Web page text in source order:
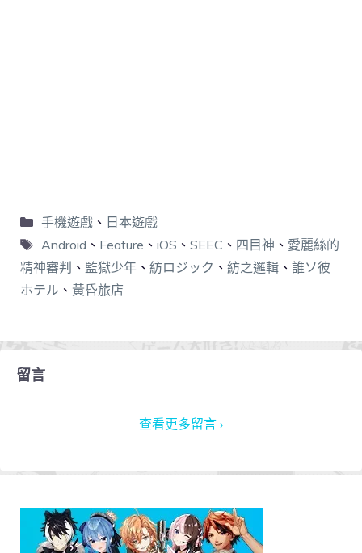
手機遊戲、 日本遊戲
Android 、 Feature 、 iOS 、 SEEC 、 四目神 、 愛麗絲的
精神審判 、 監獄少年 、 紡ロジック 、 紡之邏輯 、 誰ソ彼
ホテル 、 黃昏旅店
留言
查看更多留言 ›